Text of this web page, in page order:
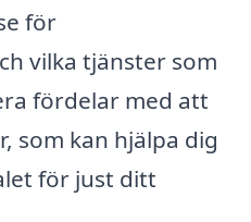
för
vilka tjänster som
fördelar med att
som kan hjälpa dig
för just ditt